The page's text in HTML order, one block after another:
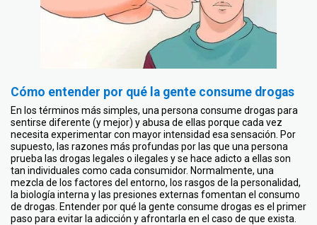
Cómo entender por qué la gente consume drogas
En los términos más simples, una persona consume drogas para
sentirse diferente (y mejor) y abusa de ellas porque cada vez
necesita experimentar con mayor intensidad esa sensación. Por
supuesto, las razones más profundas por las que una persona
prueba las drogas legales o ilegales y se hace adicto a ellas son
tan individuales como cada consumidor. Normalmente, una
mezcla de los factores del entorno, los rasgos de la personalidad,
la biología interna y las presiones externas fomentan el consumo
de drogas. Entender por qué la gente consume drogas es el primer
paso para evitar la adicción y afrontarla en el caso de que exista.